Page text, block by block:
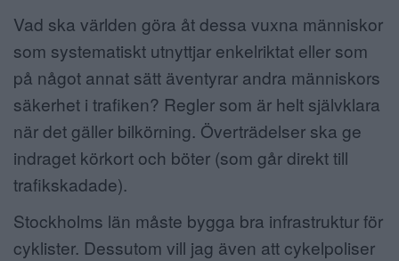
Vad ska världen göra åt dessa vuxna människor
som systematiskt utnyttjar enkelriktat eller som
på något annat sätt äventyrar andra människors
säkerhet i trafiken? Regler som är helt självklara
när det gäller bilkörning. Överträdelser ska ge
indraget körkort och böter (som går direkt till
trafikskadade).
Stockholms län måste bygga bra infrastruktur för
cyklister. Dessutom vill jag även att cykelpoliser